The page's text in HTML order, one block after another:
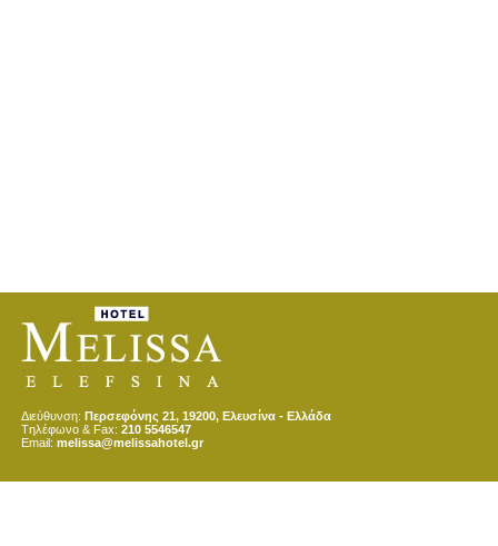
Διεύθυνση: Περσεφόνης 21, 19200, Ελευσίνα - Ελλάδα
Tηλέφωνο & Fax: 210 5546547
Email: melissa@melissahotel.gr